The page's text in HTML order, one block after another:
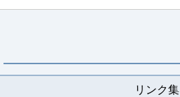
リンク集